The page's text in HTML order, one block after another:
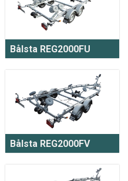
Bålsta REG2000FU
Bålsta REG2000FV